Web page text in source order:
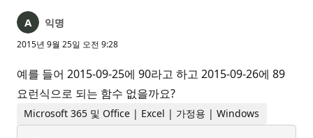
익명
2015년 9월 25일 오전 9:28
예를 들어 2015-09-25에 90라고 하고 2015-09-26에 89
요런식으로 되는 함수 없을까요?
Microsoft 365 및 Office | Excel | 가정용 | Windows